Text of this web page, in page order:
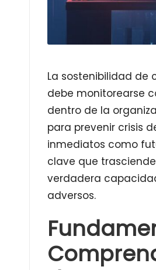
La sostenibilidad de
debe monitorearse
dentro de la
para prevenir crisis
inmediatos como
clave que
verdadera
adversos.